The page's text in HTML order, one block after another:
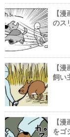
【
のス
【
飼い
【
をゴ